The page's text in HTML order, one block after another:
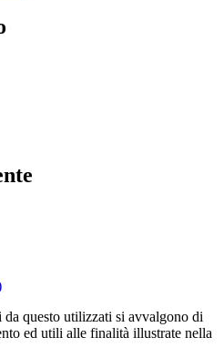
questo utilizzati si avvalgono di
ed utili alle finalità illustrate nella